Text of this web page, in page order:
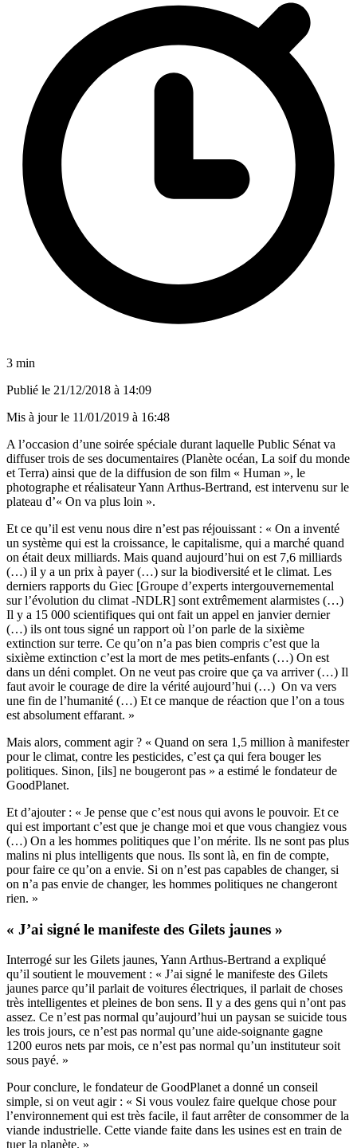
3 min
Publié le 21/12/2018 à 14:09
Mis à jour le 11/01/2019 à 16:48
A l’occasion d’une soirée spéciale durant laquelle Public Sénat va
diffuser trois de ses documentaires (Planète océan, La soif du monde
et Terra) ainsi que de la diffusion de son film « Human », le
photographe et réalisateur Yann Arthus-Bertrand, est intervenu sur le
plateau d’« On va plus loin ».
Et ce qu’il est venu nous dire n’est pas réjouissant : « On a inventé
un système qui est la croissance, le capitalisme, qui a marché quand
on était deux milliards. Mais quand aujourd’hui on est 7,6 milliards
(…) il y a un prix à payer (…) sur la biodiversité et le climat. Les
derniers rapports du Giec [Groupe d’experts intergouvernemental
sur l’évolution du climat -NDLR] sont extrêmement alarmistes (…)
Il y a 15 000 scientifiques qui ont fait un appel en janvier dernier
(…) ils ont tous signé un rapport où l’on parle de la sixième
extinction sur terre. Ce qu’on n’a pas bien compris c’est que la
sixième extinction c’est la mort de mes petits-enfants (…) On est
dans un déni complet. On ne veut pas croire que ça va arriver (…) Il
faut avoir le courage de dire la vérité aujourd’hui (…) On va vers
une fin de l’humanité (…) Et ce manque de réaction que l’on a tous
est absolument effarant. »
Mais alors, comment agir ? « Quand on sera 1,5 million à manifester
pour le climat, contre les pesticides, c’est ça qui fera bouger les
politiques. Sinon, [ils] ne bougeront pas » a estimé le fondateur de
GoodPlanet.
Et d’ajouter : « Je pense que c’est nous qui avons le pouvoir. Et ce
qui est important c’est que je change moi et que vous changiez vous
(…) On a les hommes politiques que l’on mérite. Ils ne sont pas plus
malins ni plus intelligents que nous. Ils sont là, en fin de compte,
pour faire ce qu’on a envie. Si on n’est pas capables de changer, si
on n’a pas envie de changer, les hommes politiques ne changeront
rien. »
« J’ai signé le manifeste des Gilets jaunes »
Interrogé sur les Gilets jaunes, Yann Arthus-Bertrand a expliqué
qu’il soutient le mouvement : « J’ai signé le manifeste des Gilets
jaunes parce qu’il parlait de voitures électriques, il parlait de choses
très intelligentes et pleines de bon sens. Il y a des gens qui n’ont pas
assez. Ce n’est pas normal qu’aujourd’hui un paysan se suicide tous
les trois jours, ce n’est pas normal qu’une aide-soignante gagne
1200 euros nets par mois, ce n’est pas normal qu’un instituteur soit
sous payé. »
Pour conclure, le fondateur de GoodPlanet a donné un conseil
simple, si on veut agir : « Si vous voulez faire quelque chose pour
l’environnement qui est très facile, il faut arrêter de consommer de la
viande industrielle. Cette viande faite dans les usines est en train de
tuer la planète. »